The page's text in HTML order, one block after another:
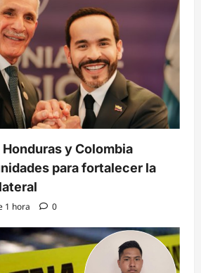
y Colombia
para fortalecer la
1 hora 0